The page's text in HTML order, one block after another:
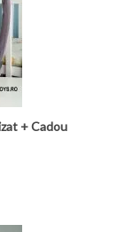
+ Cadou